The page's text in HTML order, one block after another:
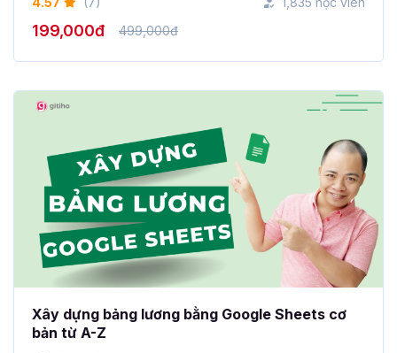
199,000đ 499,000đ
Xây dựng bảng lương bằng Google Sheets cơ
bản từ A-Z